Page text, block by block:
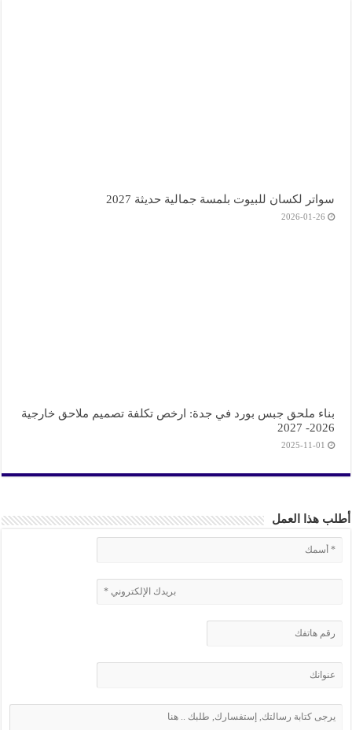
سواتر لكسان للبيوت بلمسة جمالية حديثة 2027
2026-01-26
بناء ملحق جبس بورد في جدة: ارخص تكلفة تصميم ملاحق خارجية
2026- 2027
2025-11-01
أطلب هذا العمل